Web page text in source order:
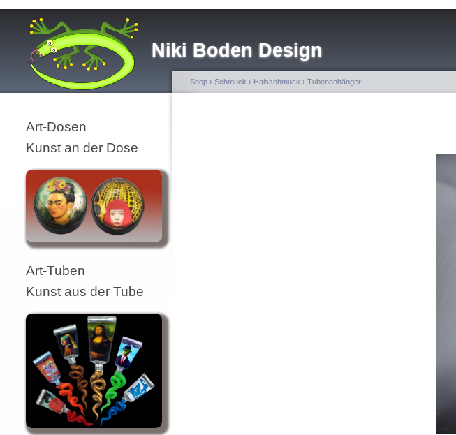
Niki Boden Design
Art-Dosen
Kunst an der Dose
Art-Tuben
Kunst aus der Tube
Shop › Schmuck › Halsschmuck › Tubenanhänger